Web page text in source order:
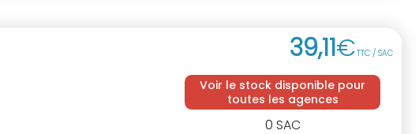
39,11€TTC / SAC
Voir le stock disponible pour
toutes les agences
0 SAC